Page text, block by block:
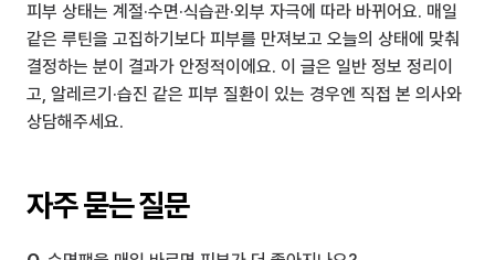
피부 상태는 계절·수면·식습관·외부 자극에 따라 바뀌어요. 매일
같은 루틴을 고집하기보다 피부를 만져보고 오늘의 상태에 맞춰
결정하는 분이 결과가 안정적이에요. 이 글은 일반 정보 정리이
고, 알레르기·습진 같은 피부 질환이 있는 경우엔 직접 본 의사와
상담해주세요.
자주 묻는 질문